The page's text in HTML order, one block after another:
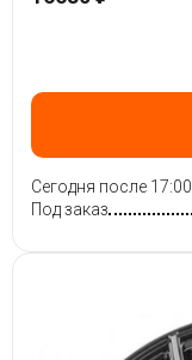
Сегодня после 17:00
Под заказ